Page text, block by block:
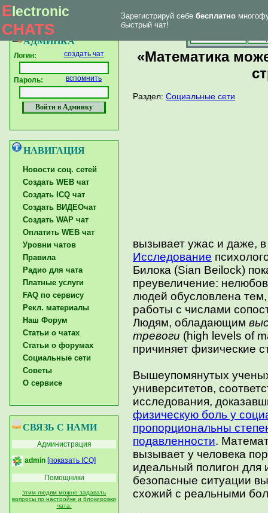
Electronic
CHATS
Зарегистрируй себе бесплатно
быстрый чат!
Главная страница| Форум тех. поддержки Впервые у
АДМИНКА
Логин: создать чат
Пароль: вспомнить
НАВИГАЦИЯ
Новости соц. сетей
Создать WEB чат
Создать ICQ чат
Создать ВИДЕОчат
Создать WAP чат
Оплатить WEB чат
Уровни чатов
Правила
Радио для чата
Платные услуги
FAQ по сервису
Рекл. материалы
Наш Форум
Статьи о чатах
Статьи о форумах
Социальные сети
Советы
О сервисе
СВЯЗЬ С НАМИ
Администрация
admin [показать ICQ]
Помощники
этим людям можно задавать
вопросы по настройке и блокировки
чата:
«Математика
Раздел: Социальные сети
вызывает ужас и даже,
Исследование
Билока (Sian Beilock)
преувеличение:
людей обусловлена
работы с числами
Людям, обладающим
тревоги (high levels of
причиняет физические
Вышеупомянутых
университетов,
исследования,
физическую боль у
пропорциональны
подавленности.
вызывает у человека
идеальный полигон для
безопасные ситуации
схожий с реальными